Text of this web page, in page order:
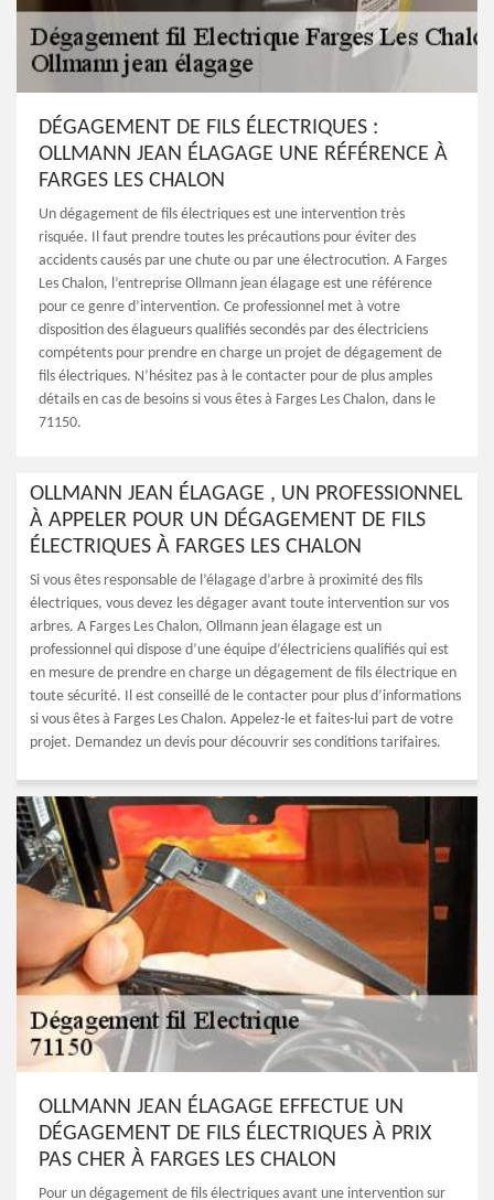
DÉGAGEMENT DE FILS ÉLECTRIQUES :
OLLMANN JEAN ÉLAGAGE UNE RÉFÉRENCE À
FARGES LES CHALON
Un dégagement de fils électriques est une intervention très
risquée. Il faut prendre toutes les précautions pour éviter des
accidents causés par une chute ou par une électrocution. A Farges
Les Chalon, l’entreprise Ollmann jean élagage est une référence
pour ce genre d’intervention. Ce professionnel met à votre
disposition des élagueurs qualifiés secondés par des électriciens
compétents pour prendre en charge un projet de dégagement de
fils électriques. N’hésitez pas à le contacter pour de plus amples
détails en cas de besoins si vous êtes à Farges Les Chalon, dans le
71150.
OLLMANN JEAN ÉLAGAGE , UN PROFESSIONNEL
À APPELER POUR UN DÉGAGEMENT DE FILS
ÉLECTRIQUES À FARGES LES CHALON
Si vous êtes responsable de l’élagage d’arbre à proximité des fils
électriques, vous devez les dégager avant toute intervention sur vos
arbres. A Farges Les Chalon, Ollmann jean élagage est un
professionnel qui dispose d’une équipe d’électriciens qualifiés qui est
en mesure de prendre en charge un dégagement de fils électrique en
toute sécurité. Il est conseillé de le contacter pour plus d’informations
si vous êtes à Farges Les Chalon. Appelez-le et faites-lui part de votre
projet. Demandez un devis pour découvrir ses conditions tarifaires.
OLLMANN JEAN ÉLAGAGE EFFECTUE UN
DÉGAGEMENT DE FILS ÉLECTRIQUES À PRIX
PAS CHER À FARGES LES CHALON
Pour un dégagement de fils électriques avant une intervention sur